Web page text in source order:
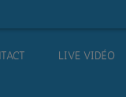
LIVE VIDÉO